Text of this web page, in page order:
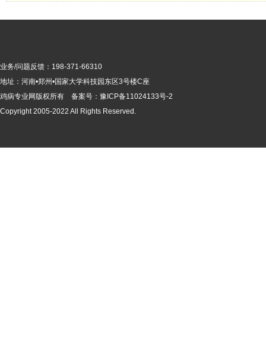
业务/问题反馈：198-371-66310
地址：河南•郑州•国家大学科技园东区3号楼C座
鸡病专业网版权所有 备案号： 豫ICP备11024133号-2
Copyright 2005-2022 All Rights Reserved.